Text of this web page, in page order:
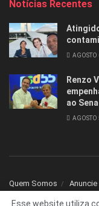
Notícias Recentes
AGOSTO
Renzo
ao
AGOSTO
Quem Somos Anuncie
Esse website utiliza